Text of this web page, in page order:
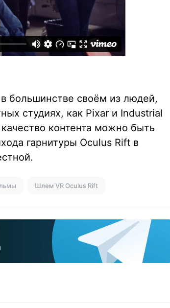
большинстве своём из людей,
студиях, как Pixar и Industrial
контента можно быть
гарнитуры Oculus Rift в
Шлем VR Oculus Rift